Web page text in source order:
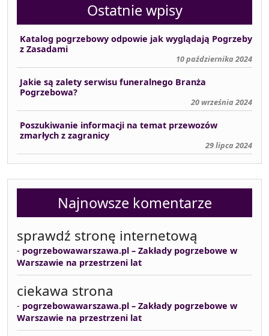
Ostatnie wpisy
Katalog pogrzebowy odpowie jak wyglądają Pogrzeby
z Zasadami
10 października 2024
Jakie są zalety serwisu funeralnego Branża
Pogrzebowa?
20 września 2024
Poszukiwanie informacji na temat przewozów
zmarłych z zagranicy
29 lipca 2024
Najnowsze komentarze
sprawdź stronę internetową
- pogrzebowawarszawa.pl – Zakłady pogrzebowe w
Warszawie na przestrzeni lat
ciekawa strona
- pogrzebowawarszawa.pl – Zakłady pogrzebowe w
Warszawie na przestrzeni lat